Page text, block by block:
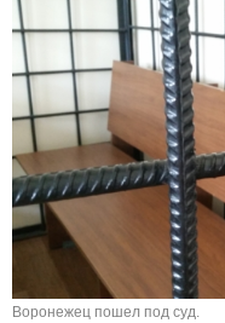
Воронежец пошел под суд.